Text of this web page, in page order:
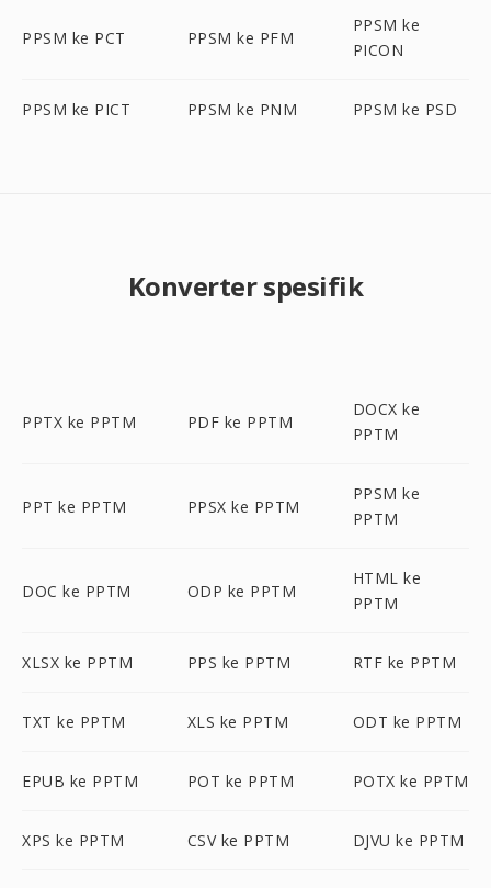
PPSM ke PCT PPSM ke PFM
PPSM ke
PICON
PPSM ke PICT PPSM ke PNM PPSM ke PSD
Konverter spesifik
PPTX ke PPTM PDF ke PPTM
DOCX ke
PPTM
PPT ke PPTM PPSX ke PPTM
PPSM ke
PPTM
DOC ke PPTM ODP ke PPTM
HTML ke
PPTM
XLSX ke PPTM PPS ke PPTM RTF ke PPTM
TXT ke PPTM XLS ke PPTM ODT ke PPTM
EPUB ke PPTM POT ke PPTM POTX ke PPTM
XPS ke PPTM CSV ke PPTM DJVU ke PPTM